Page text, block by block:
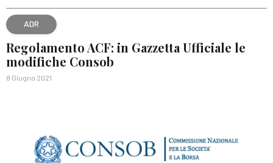
ADR
Regolamento ACF: in Gazzetta Ufficiale le
modifiche Consob
8 Giugno 2021